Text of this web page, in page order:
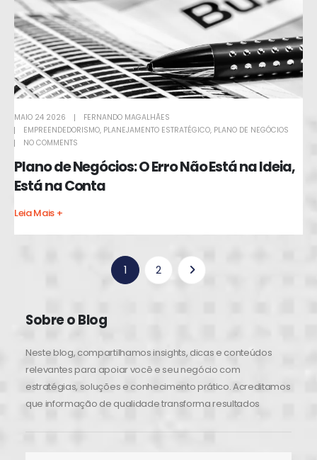
MAIO 24 2026
FERNANDO MAGALHÃES
EMPREENDEDORISMO, PLANEJAMENTO ESTRATÉGICO, PLANO DE NEGÓCIOS
NO COMMENTS
Plano de Negócios: O Erro Não Está na Ideia,
Está na Conta
Leia Mais +
1 2
Sobre o Blog
Neste blog, compartilhamos insights, dicas e conteúdos
relevantes para apoiar você e seu negócio com
estratégias, soluções e conhecimento prático. Acreditamos
que informação de qualidade transforma resultados